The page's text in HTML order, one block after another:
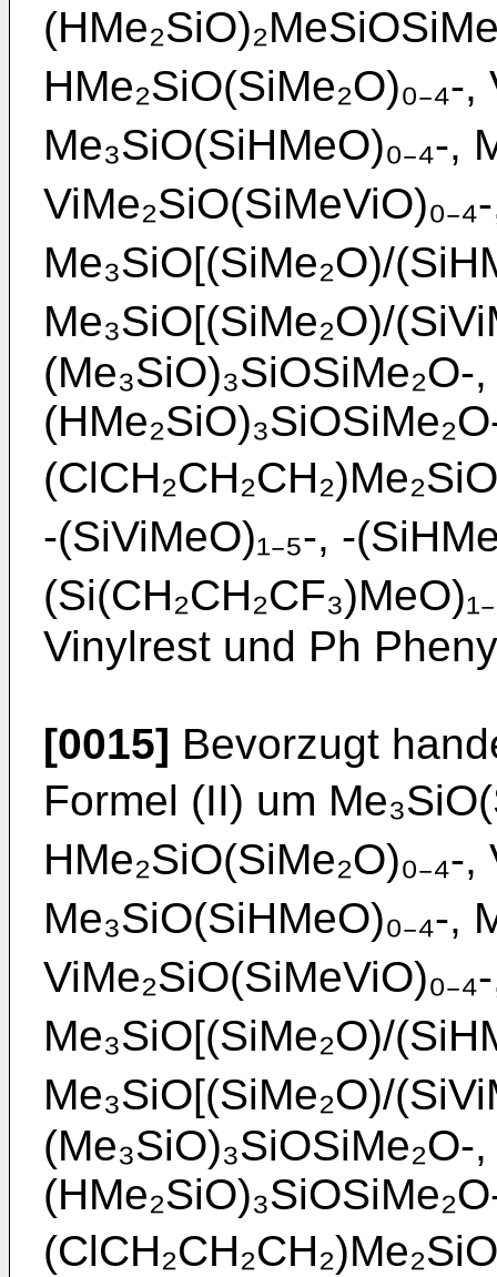
HMe₂SiO(SiMe₂O)₀₋₄-
Me₃SiO(SiHMeO)₀₋₄-,
Me₃SiO[(SiMe₂O)/
Me₃SiO[(SiMe₂O)/
(Me₃SiO)₃SiOSiMe₂O-
-(SiViMeO)₁₋₅-, -
Vinylrest und Ph
[0015] Bevorzugt
Formel (II) um
HMe₂SiO(SiMe₂O)₀₋₄-
Me₃SiO(SiHMeO)₀₋₄-,
Me₃SiO[(SiMe₂O)/
Me₃SiO[(SiMe₂O)/
(Me₃SiO)₃SiOSiMe₂O-